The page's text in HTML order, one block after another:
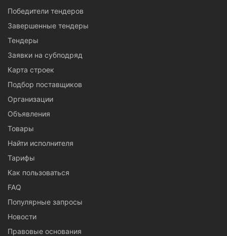
Победители тендеров
Завершенные тендеры
Тендеры
Заявки на субподряд
Карта строек
Подбор поставщиков
Организации
Объявления
Товары
Найти исполнителя
Тарифы
Как пользоваться
FAQ
Популярные запросы
Новости
Правовые основания